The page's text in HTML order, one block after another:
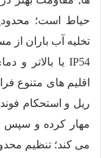
حیاط است؛
تخلیه آب باران از
اقلیم های متنوع
ریل و استحکام
مهار کرده و سپس
می کند؛ تنظیم